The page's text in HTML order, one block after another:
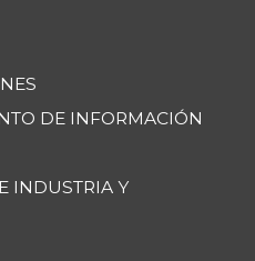
DE INFORMACIÓN
INDUSTRIA Y